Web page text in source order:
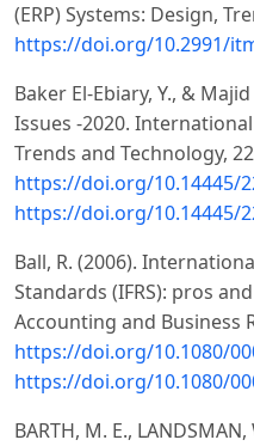
(ERP) Systems: Design,
https://doi.org/10.2991/
Baker El-Ebiary, Y., &
Issues -2020.
Trends and Technology,
https://doi.org/10.14445/
https://doi.org/10.14445/
Ball, R. (2006).
Standards (IFRS): pros
Accounting and Business
https://doi.org/10.1080/
https://doi.org/10.1080/
BARTH, M. E.,